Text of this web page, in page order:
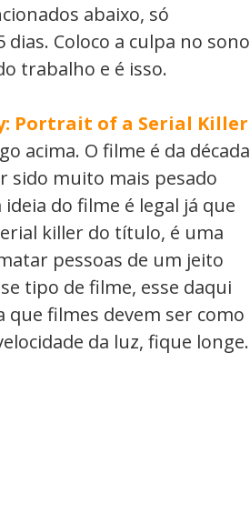
abaixo, só
Coloco a culpa no sono
trabalho e é isso.
Portrait of a Serial Killer
acima. O filme é da década
sido muito mais pesado
do filme é legal já que
killer do título, é uma
pessoas de um jeito
tipo de filme, esse daqui
que filmes devem ser como
da luz, fique longe.